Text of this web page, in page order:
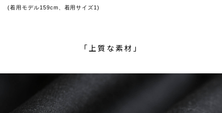
(着用モデル159cm、着用サイズ1)
「上質な素材」